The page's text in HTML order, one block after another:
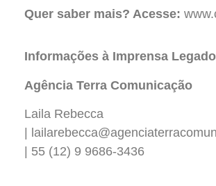
Quer saber mais? Acesse:
Informações à Imprensa
Agência Terra Comunicação
Laila Rebecca
|
| 55 (12) 9 9686-3436